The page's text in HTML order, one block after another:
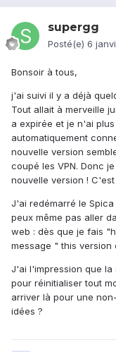
supergg
Posté(e) 6
Bonsoir à tous,
j'ai suivi il y a déjà
Tout allait à merveille
a expirée et je n'ai
automatiquement
nouvelle version
coupé les VPN. Donc
nouvelle version !
J'ai redémarré le
peux même pas aller
web : dès que je fais
message " this version
J'ai l'impression que
pour réinitialiser tout
arriver là pour une
idées ?